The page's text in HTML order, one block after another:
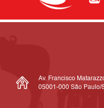
Av. Francisco
05001-000 São Paulo/